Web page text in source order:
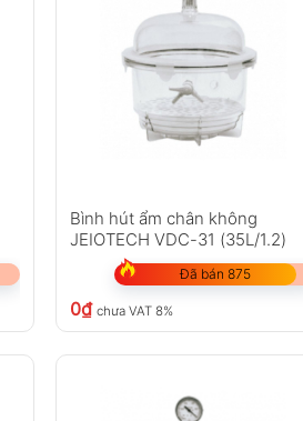
Bình hút ẩm chân không
JEIOTECH VDC-31 (35L/1.2)
Đã bán 875
0₫ chưa VAT 8%